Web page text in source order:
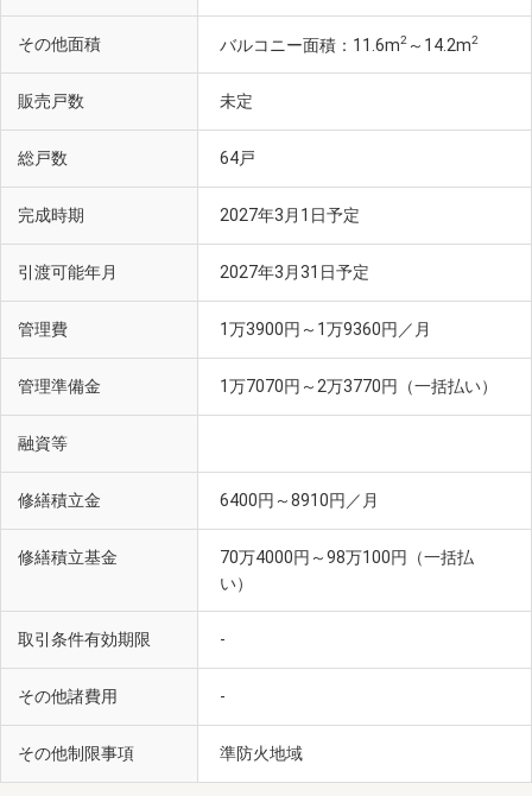
その他面積 バルコニー面積：11.6m2 ～14.2m2
販売戸数 未定
総戸数 64戸
完成時期 2027年3月1日予定
引渡可能年月 2027年3月31日予定
管理費 1万3900円～1万9360円／月
管理準備金 1万7070円～2万3770円（一括払い）
融資等
修繕積立金 6400円～8910円／月
修繕積立基金
70万4000円～98万100円（一括払
い）
取引条件有効期限 -
その他諸費用 -
その他制限事項 準防火地域